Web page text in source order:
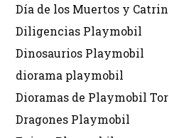
Día de los Muertos y
Diligencias Playmobil
Dinosaurios Playmobil
diorama playmobil
Dioramas de Playmobil
Dragones Playmobil